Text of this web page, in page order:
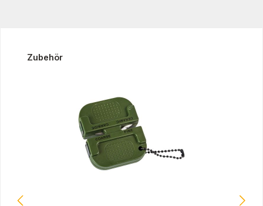
Produktgalerie überspringen
Zubehör